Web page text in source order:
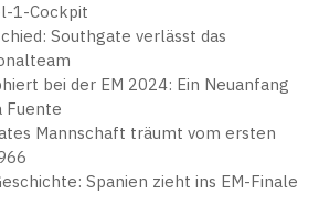
1-Cockpit
Southgate verlässt das
bei der EM 2024: Ein Neuanfang
Fuente
Mannschaft träumt vom ersten
Spanien zieht ins EM-Finale